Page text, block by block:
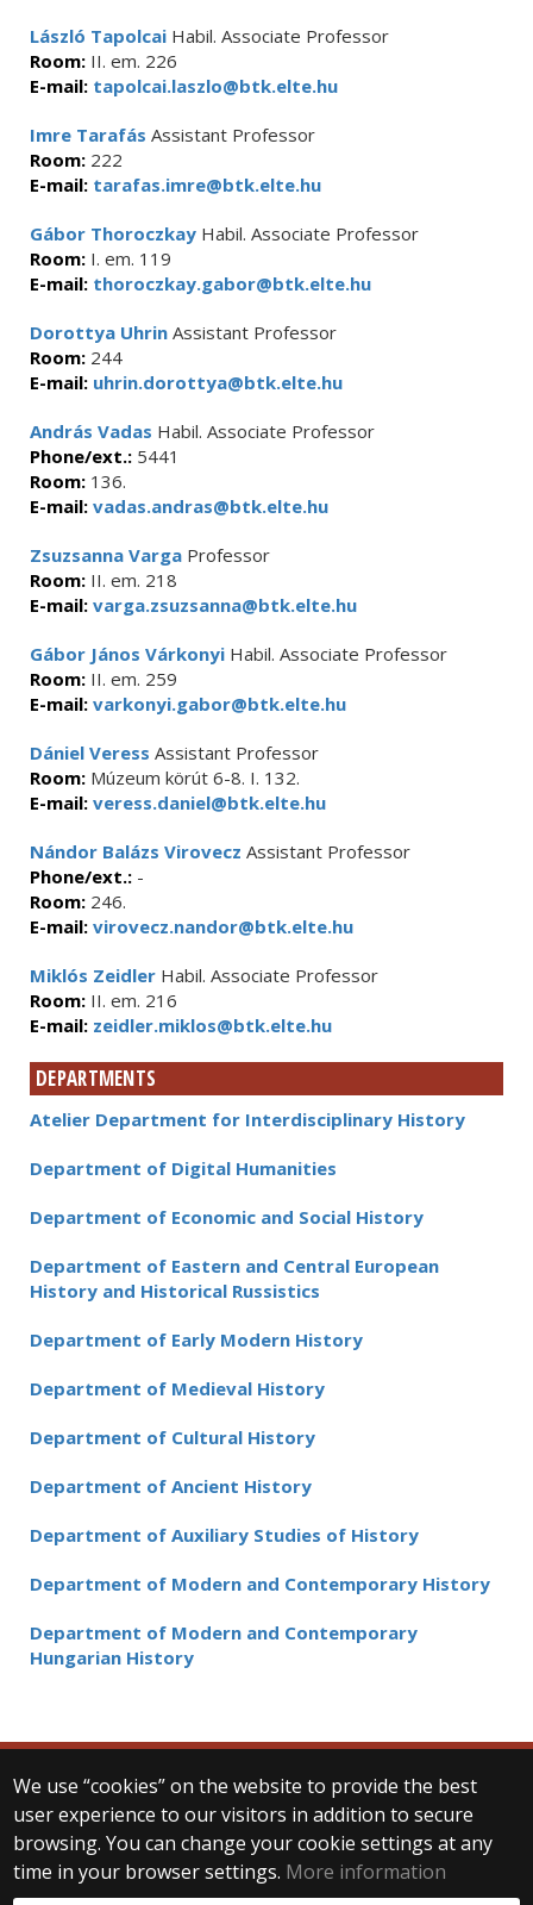
László Tapolcai Habil. Associate Professor
Room: II. em. 226
E-mail: tapolcai.laszlo@btk.elte.hu
Imre Tarafás Assistant Professor
Room: 222
E-mail: tarafas.imre@btk.elte.hu
Gábor Thoroczkay Habil. Associate Professor
Room: I. em. 119
E-mail: thoroczkay.gabor@btk.elte.hu
Dorottya Uhrin Assistant Professor
Room: 244
E-mail: uhrin.dorottya@btk.elte.hu
András Vadas Habil. Associate Professor
Phone/ext.: 5441
Room: 136.
E-mail: vadas.andras@btk.elte.hu
Zsuzsanna Varga Professor
Room: II. em. 218
E-mail: varga.zsuzsanna@btk.elte.hu
Gábor János Várkonyi Habil. Associate Professor
Room: II. em. 259
E-mail: varkonyi.gabor@btk.elte.hu
Dániel Veress Assistant Professor
Room: Múzeum körút 6-8. I. 132.
E-mail: veress.daniel@btk.elte.hu
Nándor Balázs Virovecz Assistant Professor
Phone/ext.: -
Room: 246.
E-mail: virovecz.nandor@btk.elte.hu
Miklós Zeidler Habil. Associate Professor
Room: II. em. 216
E-mail: zeidler.miklos@btk.elte.hu
DEPARTMENTS
Atelier Department for Interdisciplinary History
Department of Digital Humanities
Department of Economic and Social History
Department of Eastern and Central European
History and Historical Russistics
Department of Early Modern History
Department of Medieval History
Department of Cultural History
Department of Ancient History
Department of Auxiliary Studies of History
Department of Modern and Contemporary History
Department of Modern and Contemporary
Hungarian History
We use “cookies” on the website to provide the best
user experience to our visitors in addition to secure
browsing. You can change your cookie settings at any
time in your browser settings. More information
© 2025 Eötvös Loránd University
All rights reserved.
H-1053 Budapest, Egyetem tér 1–3.
T: +36-1-411-6500